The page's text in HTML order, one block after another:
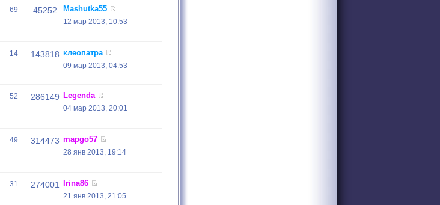
69 45252 Mashutka55
12 мар 2013, 10:53
14 143818 клеопатра
09 мар 2013, 04:53
52 286149 Legenda
04 мар 2013, 20:01
49 314473 mapgo57
28 янв 2013, 19:14
31 274001 Irina86
21 янв 2013, 21:05